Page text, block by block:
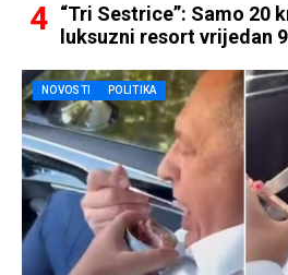
“Tri Sestrice”: Samo 20
luksuzni resort vrijedan
NOVOSTI POLITIKA